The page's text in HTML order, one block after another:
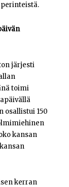
järjesti
toimi
osallistui 150
kansan
kerran